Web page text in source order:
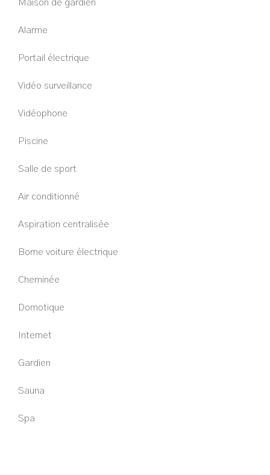
Maison de gardien
Alarme
Portail électrique
Vidéo surveillance
Vidéophone
Piscine
Salle de sport
Air conditionné
Aspiration centralisée
Borne voiture électrique
Cheminée
Domotique
Internet
Gardien
Sauna
Spa